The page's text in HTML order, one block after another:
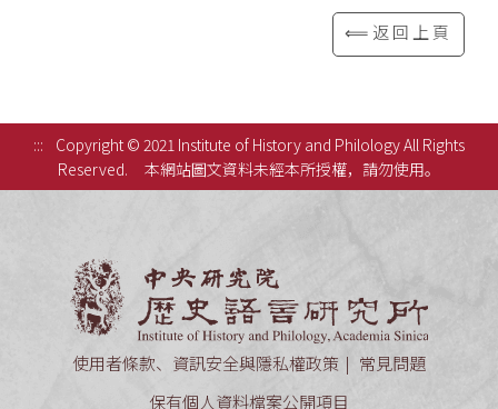
⟸返回上頁
:::
Copyright © 2021 Institute of History and Philology All Rights
Reserved.
本網站圖文資料未經本所授權，請勿使用。
使用者條款、資訊安全與隱私權政策
常見問題
保有個人資料檔案公開項目